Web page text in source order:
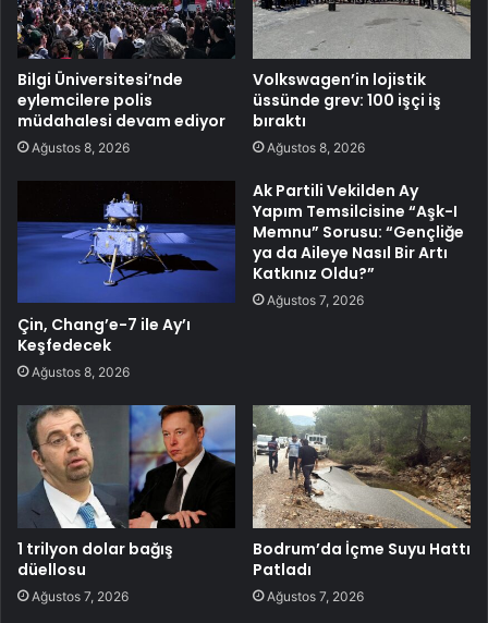
Bilgi Üniversitesi’nde
eylemcilere polis
müdahalesi devam ediyor
Ağustos 8, 2026
Volkswagen’in lojistik
üssünde grev: 100 işçi iş
bıraktı
Ağustos 8, 2026
Çin, Chang’e-7 ile Ay’ı
Keşfedecek
Ağustos 8, 2026
Ak Partili Vekilden Ay
Yapım Temsilcisine “Aşk-I
Memnu” Sorusu: “Gençliğe
ya da Aileye Nasıl Bir Artı
Katkınız Oldu?”
Ağustos 7, 2026
1 trilyon dolar bağış
düellosu
Ağustos 7, 2026
Bodrum’da İçme Suyu Hattı
Patladı
Ağustos 7, 2026